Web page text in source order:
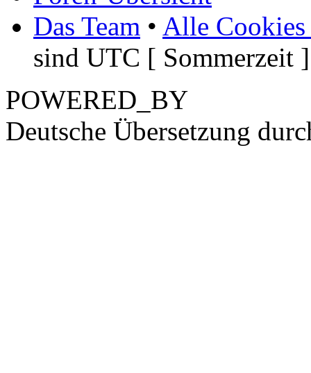
Das Team • Alle Cookies
sind UTC [ Sommerzeit ]
POWERED_BY
Deutsche Übersetzung